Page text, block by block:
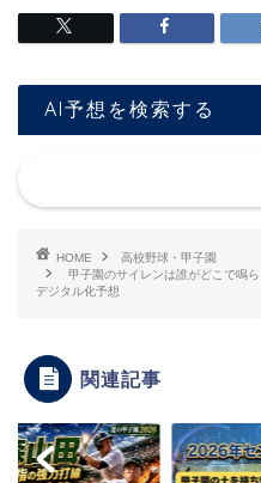
AI予想を検索する
HOME
高校野球・甲子園
甲子園のサイレンは誰がどこで鳴
デジタル化予想
関連記事